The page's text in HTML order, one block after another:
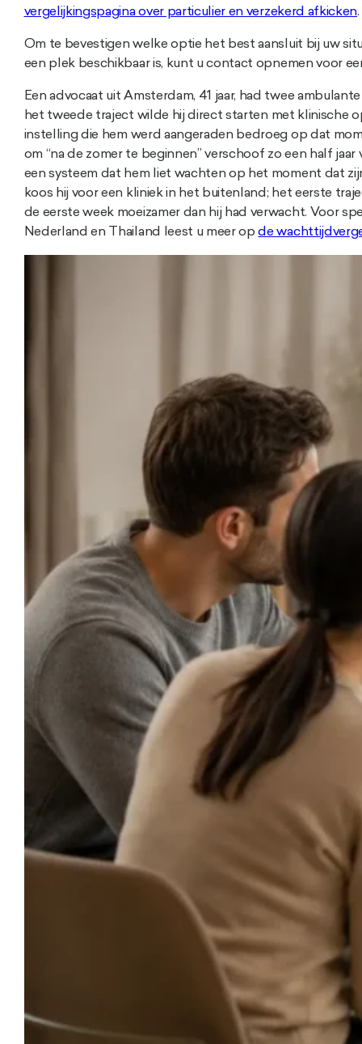
vergelijkingspagina over particulier en verzekerd afkicken.
Om te bevestigen welke optie het best aansluit bij uw
een plek beschikbaar is, kunt u contact opnemen voor
Een advocaat uit Amsterdam, 41 jaar, had twee
het tweede traject wilde hij direct starten met klinische
instelling die hem werd aangeraden bedroeg op dat
om “na de zomer te beginnen” verschoof zo een half
een systeem dat hem liet wachten op het moment dat
koos hij voor een kliniek in het buitenland; het eerste
de eerste week moeizamer dan hij had verwacht. Voor
Nederland en Thailand leest u meer opde